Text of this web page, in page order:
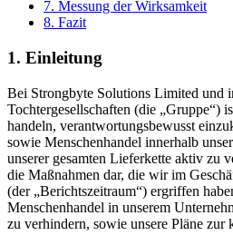
7. Messung der Wirksamkeit
8. Fazit
1. Einleitung
Bei Strongbyte Solutions Limited und
Tochtergesellschaften (die „Gruppe“)
handeln, verantwortungsbewusst
sowie Menschenhandel innerhalb
unserer gesamten Lieferkette aktiv zu
die Maßnahmen dar, die wir im
(der „Berichtszeitraum“) ergriffen
Menschenhandel in unserem
zu verhindern, sowie unsere Pläne zur